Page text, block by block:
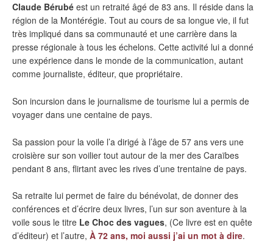
Claude Bérubé est un retraité âgé de 83 ans. Il réside dans la
région de la Montérégie. Tout au cours de sa longue vie, il fut
très impliqué dans sa communauté et une carrière dans la
presse régionale à tous les échelons. Cette activité lui a donné
une expérience dans le monde de la communication, autant
comme journaliste, éditeur, que propriétaire.
Son incursion dans le journalisme de tourisme lui a permis de
voyager dans une centaine de pays.
Sa passion pour la voile l’a dirigé à l’âge de 57 ans vers une
croisière sur son voilier tout autour de la mer des Caraïbes
pendant 8 ans, flirtant avec les rives d’une trentaine de pays.
Sa retraite lui permet de faire du bénévolat, de donner des
conférences et d’écrire deux livres, l’un sur son aventure à la
voile sous le titre Le Choc des vagues, (Ce livre est en quête
d’éditeur) et l’autre, À 72 ans, moi aussi j’ai un mot à dire.